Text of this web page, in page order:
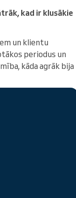
kad ir klusākie
un klientu
periodus un
kāda agrāk bija